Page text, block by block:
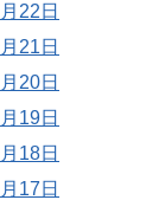
22日
21日
20日
19日
18日
17日